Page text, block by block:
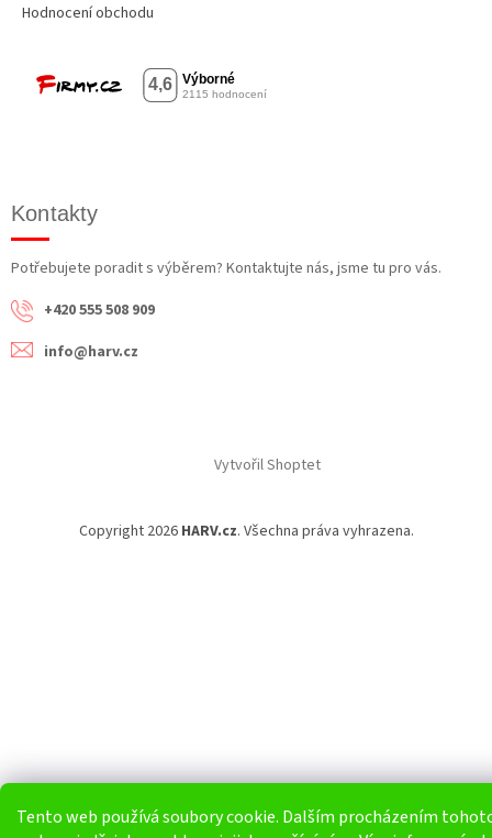
Tento web používá soubory cookie. Dalším procházením
Hodnocení obchodu
Kontakty
Potřebujete poradit s výběrem? Kontaktujte nás, jsme tu pro vás.
+420 555 508 909
info@harv.cz
Vytvořil Shoptet
Copyright 2026 HARV.cz. Všechna práva vyhrazena.